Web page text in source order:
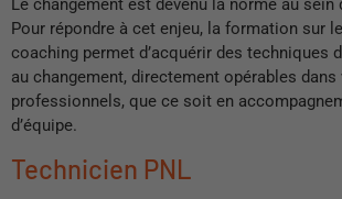
Le changement est devenu la norme au
Pour répondre à cet enjeu, la formation sur
coaching permet d’acquérir des techniques
au changement, directement opérables
professionnels, que ce soit en
d’équipe.
Technicien PNL